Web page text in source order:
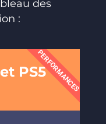
des
:
PS5PERFORMANCES